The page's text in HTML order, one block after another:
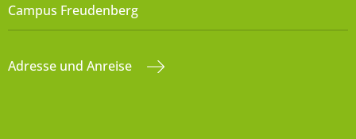
Campus Freudenberg
Adresse und Anreise